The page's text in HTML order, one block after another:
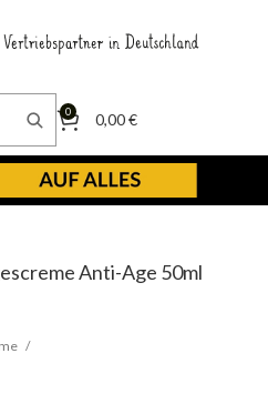
0 0,00€
Anti-Age 50ml